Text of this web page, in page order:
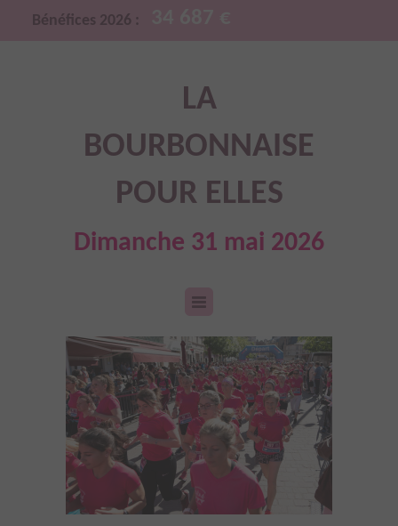
Bénéfices 2026 :
LA
BOURBONNAISE
POUR ELLES
Dimanche 31 mai 2026